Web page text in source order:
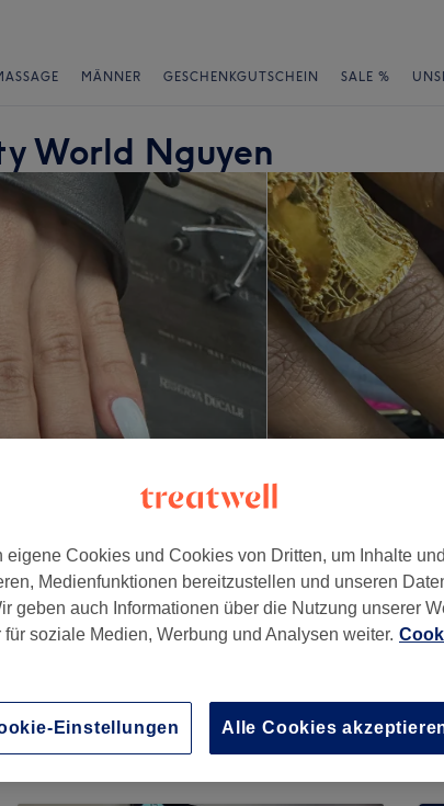
MÄNNER GESCHENKGUTSCHEIN SALE %
World Nguyen
, Berlin, 10365
nimmt derzeit keine Buchungen über
Salons in Ihrer Nähe zu finden. Dort
eigene Cookies und Cookies von Dritten, um Inhalte
Medienfunktionen bereitzustellen und unseren
geben auch Informationen über die Nutzung unserer
für soziale Medien, Werbung und Analysen weiter.
Einstellungen Alle Cookies